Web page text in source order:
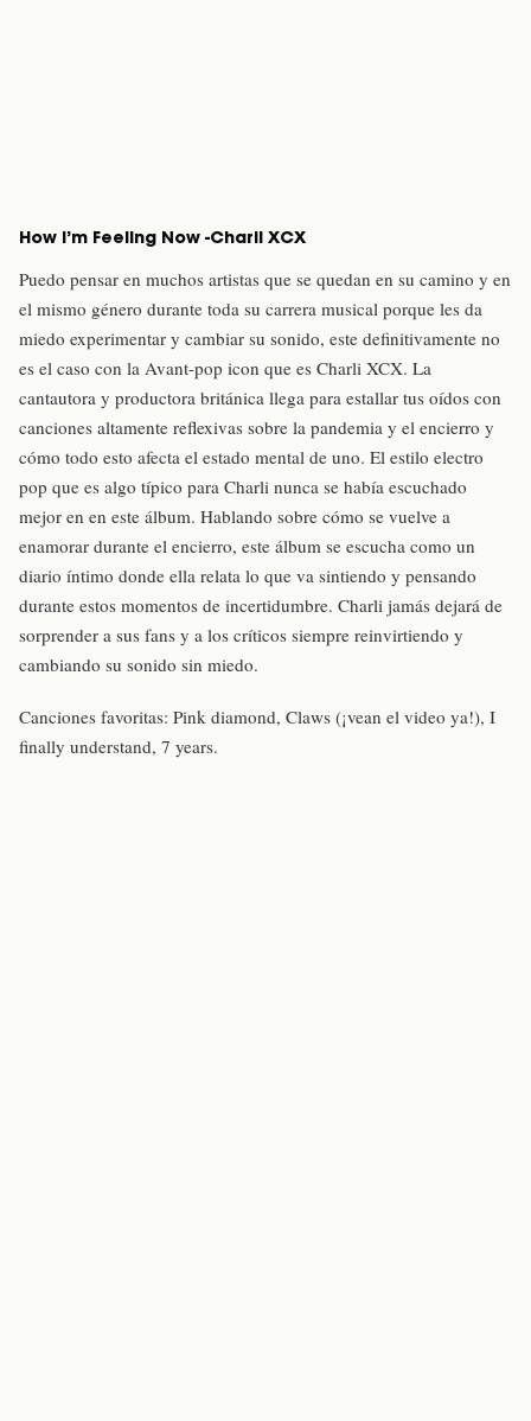
How I’m Feeling Now -Charli XCX
Puedo pensar en muchos artistas que se quedan en su camino y en
el mismo género durante toda su carrera musical porque les da
miedo experimentar y cambiar su sonido, este definitivamente no
es el caso con la Avant-pop icon que es Charli XCX. La
cantautora y productora británica llega para estallar tus oídos con
canciones altamente reflexivas sobre la pandemia y el encierro y
cómo todo esto afecta el estado mental de uno. El estilo electro
pop que es algo típico para Charli nunca se había escuchado
mejor en en este álbum. Hablando sobre cómo se vuelve a
enamorar durante el encierro, este álbum se escucha como un
diario íntimo donde ella relata lo que va sintiendo y pensando
durante estos momentos de incertidumbre. Charli jamás dejará de
sorprender a sus fans y a los críticos siempre reinvirtiendo y
cambiando su sonido sin miedo.
Canciones favoritas: Pink diamond, Claws (¡vean el video ya!), I
finally understand, 7 years.